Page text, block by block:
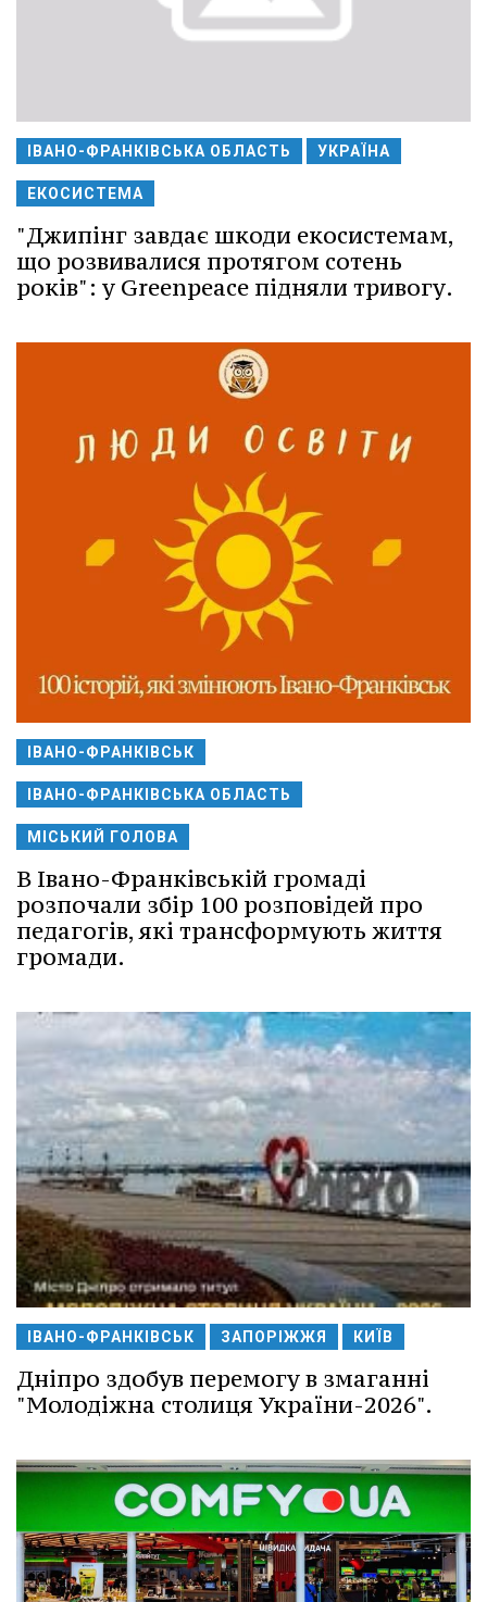
ІВАНО-ФРАНКІВСЬКА ОБЛАСТЬ УКРАЇНА
ЕКОСИСТЕМА
"Джипінг завдає шкоди екосистемам,
що розвивалися протягом сотень
років": у Greenpeace підняли тривогу.
ІВАНО-ФРАНКІВСЬК
ІВАНО-ФРАНКІВСЬКА ОБЛАСТЬ
МІСЬКИЙ ГОЛОВА
В Івано-Франківській громаді
розпочали збір 100 розповідей про
педагогів, які трансформують життя
громади.
ІВАНО-ФРАНКІВСЬК ЗАПОРІЖЖЯ КИЇВ
Дніпро здобув перемогу в змаганні
"Молодіжна столиця України-2026".